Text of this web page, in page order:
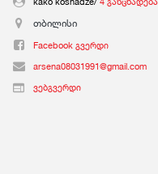
თბილისი
Facebook გვერდი
arsena08031991@gmail.com
ვებგვერდი